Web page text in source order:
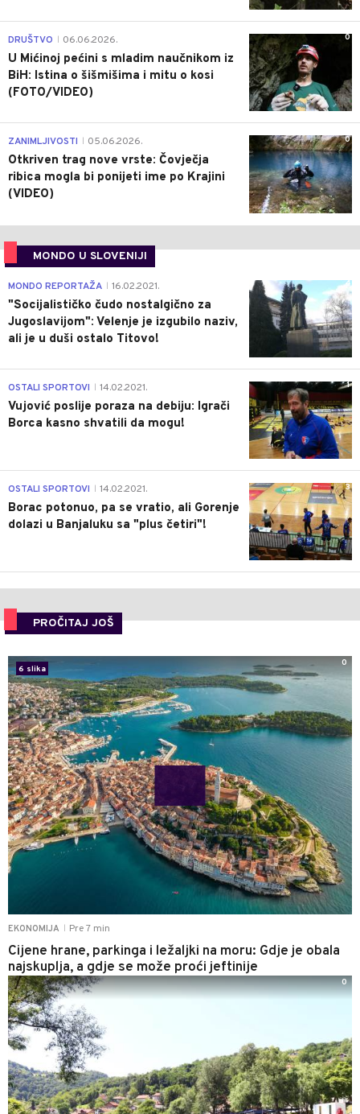
0
DRUŠTVO 06.06.2026.
U Mićinoj pećini s mladim naučnikom iz
BiH: Istina o šišmišima i mitu o kosi
(FOTO/VIDEO)
0
ZANIMLJIVOSTI 05.06.2026.
Otkriven trag nove vrste: Čovječja
ribica mogla bi ponijeti ime po Krajini
(VIDEO)
MONDO U SLOVENIJI
4
MONDO REPORTAŽA 16.02.2021.
"Socijalističko čudo nostalgično za
Jugoslavijom": Velenje je izgubilo naziv,
ali je u duši ostalo Titovo!
1
OSTALI SPORTOVI 14.02.2021.
Vujović poslije poraza na debiju: Igrači
Borca kasno shvatili da mogu!
3
OSTALI SPORTOVI 14.02.2021.
Borac potonuo, pa se vratio, ali Gorenje
dolazi u Banjaluku sa "plus četiri"!
PROČITAJ JOŠ
EKONOMIJA Pre 7 min
Cijene hrane, parkinga i ležaljki na moru: Gdje je obala
najskuplja, a gdje se može proći jeftinije
6 slika
0
0